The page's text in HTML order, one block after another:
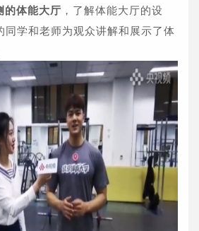
的体能大厅 ，了解体能大厅的设
同学和老师为观众讲解和展示了体